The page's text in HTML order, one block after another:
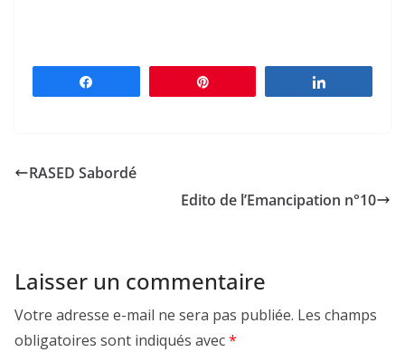
RASED Sabordé
Edito de l’Emancipation n°10
Laisser un commentaire
Votre adresse e-mail ne sera pas publiée. Les champs
obligatoires sont indiqués avec*